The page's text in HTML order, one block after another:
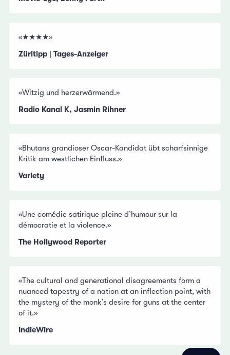
«★★★★»
Züritipp | Tages-Anzeiger
«Witzig und herzerwärmend.»
Radio Kanal K, Jasmin Rihner
«Bhutans grandioser Oscar-Kandidat übt scharfsinnige
Kritik am westlichen Einfluss.»
Variety
«Une comédie satirique pleine d’humour sur la
démocratie et la violence.»
The Hollywood Reporter
«The cultural and generational disagreements form a
nuanced tapestry of a nation at an inflection point, with
the mystery of the monk’s desire for guns at the center
of it.»
IndieWire